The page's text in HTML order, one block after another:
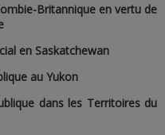
Britannique en vertu de
en Saskatchewan
au Yukon
dans les Territoires du